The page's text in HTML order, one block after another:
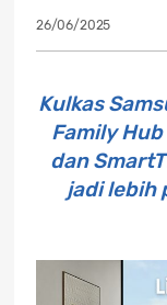
26/06/2025
Kulkas
Family
dan
jadi lebih